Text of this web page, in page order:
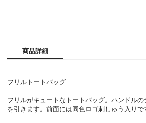
商品詳細
フリルトートバッグ
フリルがキュートなトートバッグ。ハンドルの
を引きます。前面には同色ロゴ刺しゅう入りで